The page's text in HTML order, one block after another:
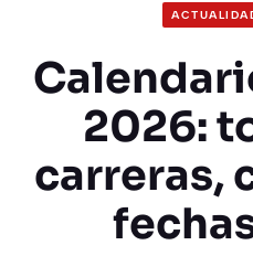
2026:
carreras,